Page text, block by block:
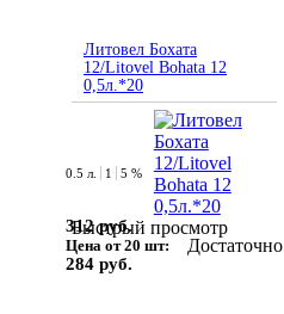
Литовел Бохата
12/Litovel Bohata 12
0,5л.*20
Быстрый просмотр
0.5 л. 1 5 %
312 руб.
Цена от 20 шт:
284 руб.
Достаточно